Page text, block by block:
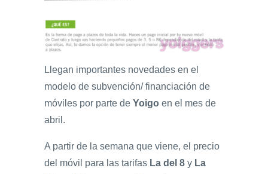
Llegan importantes novedades en el
modelo de subvención/ financiación de
móviles por parte de Yoigo en el mes de
abril.
A partir de la semana que viene, el precio
del móvil para las tarifas La del 8 y La